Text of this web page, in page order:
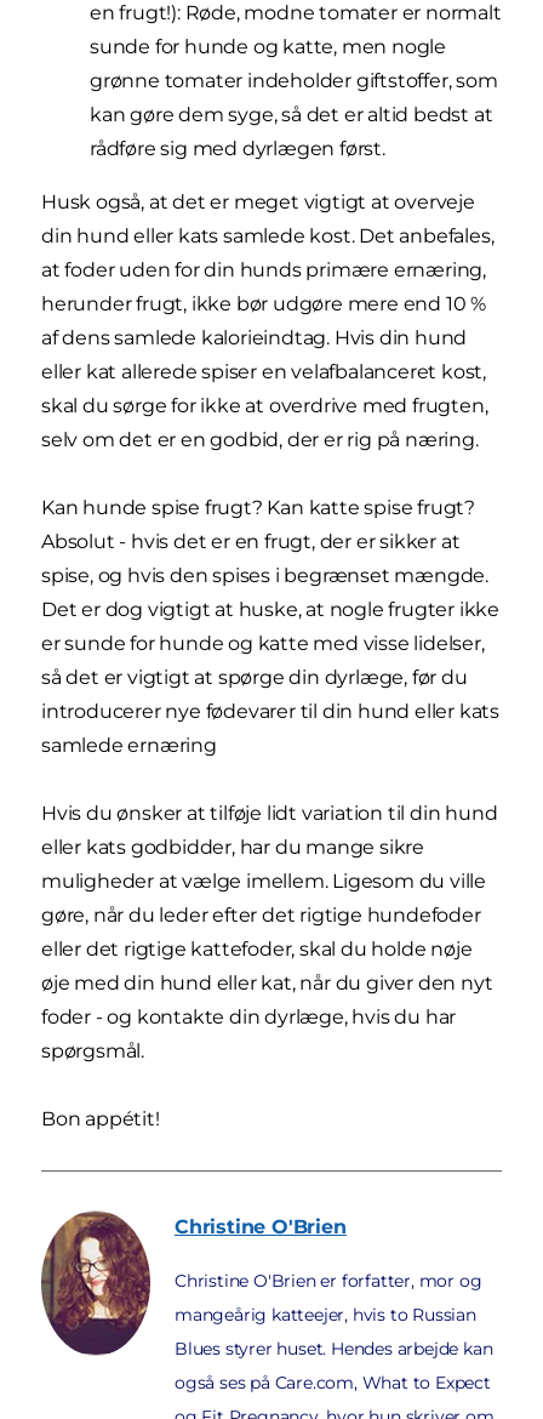
en frugt!): Røde, modne tomater er normalt
sunde for hunde og katte, men nogle
grønne tomater indeholder giftstoffer, som
kan gøre dem syge, så det er altid bedst at
rådføre sig med dyrlægen først.
Husk også, at det er meget vigtigt at overveje
din hund eller kats samlede kost. Det anbefales,
at foder uden for din hunds primære ernæring,
herunder frugt, ikke bør udgøre mere end 10 %
af dens samlede kalorieindtag. Hvis din hund
eller kat allerede spiser en velafbalanceret kost,
skal du sørge for ikke at overdrive med frugten,
selv om det er en godbid, der er rig på næring.
Kan hunde spise frugt? Kan katte spise frugt?
Absolut - hvis det er en frugt, der er sikker at
spise, og hvis den spises i begrænset mængde.
Det er dog vigtigt at huske, at nogle frugter ikke
er sunde for hunde og katte med visse lidelser,
så det er vigtigt at spørge din dyrlæge, før du
introducerer nye fødevarer til din hund eller kats
samlede ernæring
Hvis du ønsker at tilføje lidt variation til din hund
eller kats godbidder, har du mange sikre
muligheder at vælge imellem. Ligesom du ville
gøre, når du leder efter det rigtige hundefoder
eller det rigtige kattefoder, skal du holde nøje
øje med din hund eller kat, når du giver den nyt
foder - og kontakte din dyrlæge, hvis du har
spørgsmål.
Bon appétit!
Christine O'Brien
Christine O'Brien er forfatter, mor og
mangeårig katteejer, hvis to Russian
Blues styrer huset. Hendes arbejde kan
også ses på Care.com, What to Expect